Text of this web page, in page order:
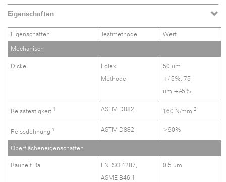
Eigenschaften
Eigenschaften Testmethode
Wert
Mechanisch
Dicke
Folex
Methode
50 um
+/-5%, 75
um +/-5%
Reissfestigkeit 1 ASTM D882 160 N/mm 2
Reissdehnung 1 ASTM D882 >90%
Oberflächeneigenschaften
Rauheit Ra
EN ISO 4287,
ASME B46.1
0.5 um